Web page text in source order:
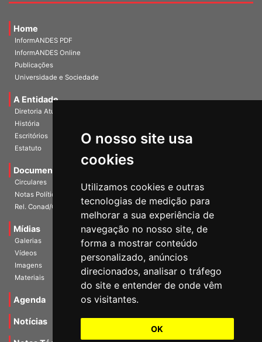
O nosso site usa
cookies
Utilizamos cookies e outras
tecnologias de medição para
melhorar a sua experiência de
navegação no nosso site, de
forma a mostrar conteúdo
personalizado, anúncios
direcionados, analisar o tráfego
do site e entender de onde vêm
os visitantes.
OK
Home
InformANDES PDF
InformANDES Online
Publicações
Universidade e Sociedade
A Entidade
Diretoria Atual
História
Escritórios
Estatuto
Documentos
Circulares
Notas Políticas
Rel. Conad/Congresso
Mídias
Galerias
Vídeos
Imagens
Materiais
Agenda
Notícias